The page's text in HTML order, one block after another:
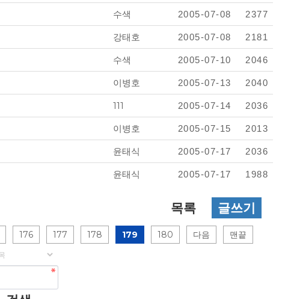
수색 2005-07-08 2377
강태호 2005-07-08 2181
수색 2005-07-10 2046
이병호 2005-07-13 2040
111 2005-07-14 2036
이병호 2005-07-15 2013
윤태식 2005-07-17 2036
윤태식 2005-07-17 1988
목록 글쓰기
176 177 178 179 180 다음 맨끝